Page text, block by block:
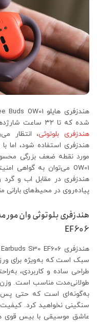
شده که تا ۳۲ ساعت شارژدهی مداوم ارائه می‌دهد. با توجه به
هندزفری بلوتوثی، انتظار
هندزفری استفاده شود، اما
مورد نقطه ضعف بزرگی
هندزفری در مقابل اب و گرد
پیاده‌روی در محیط‌های
EF606
سبک است که به‌ویژه برای
طراحی ساده و کاربردی،
به‌گونه‌ای است که حتی پس
سنگینی نخواهید کرد.
عاشق موسیقی با بیس قوی